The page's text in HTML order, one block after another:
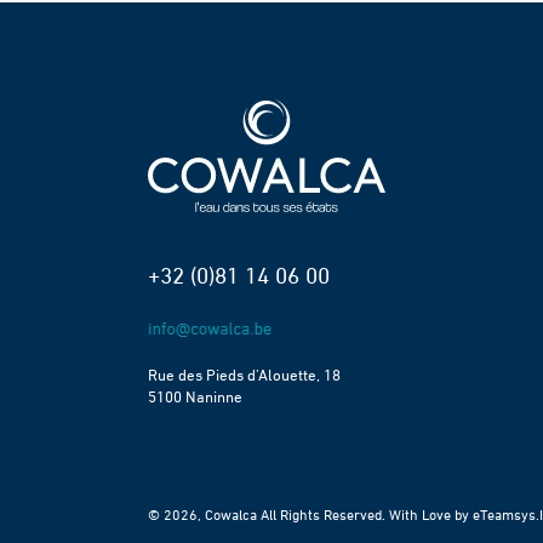
+32 (0)81 14 06 00
Rue des Pieds d’Alouette, 18
5100 Naninne
© 2026, Cowalca All Rights Reserved. With Love by eTeamsys.